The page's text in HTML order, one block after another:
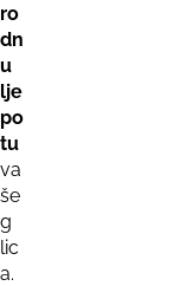
ro
dn
u
lje
po
tu
va
še
g
lic
a.